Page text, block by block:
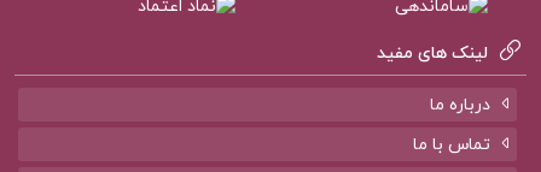
قیمت کتاب کتاب کوچک سیاست ادن وله
کتاب پیشنهادی پروژه کده
لینک های مفید
درباره ما
تماس با ما